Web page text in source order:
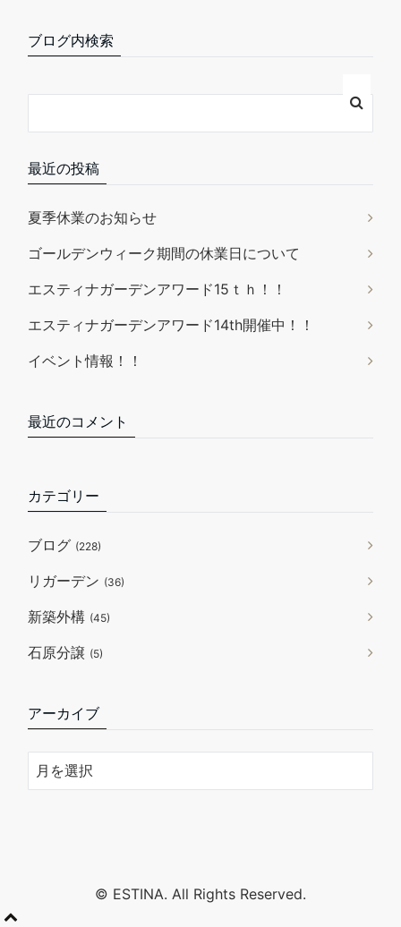
ブログ内検索
最近の投稿
夏季休業のお知らせ
ゴールデンウィーク期間の休業日について
エスティナガーデンアワード15ｔｈ！！
エスティナガーデンアワード14th開催中！！
イベント情報！！
最近のコメント
カテゴリー
ブログ (228)
リガーデン (36)
新築外構 (45)
石原分譲 (5)
アーカイブ
© ESTINA. All Rights Reserved.